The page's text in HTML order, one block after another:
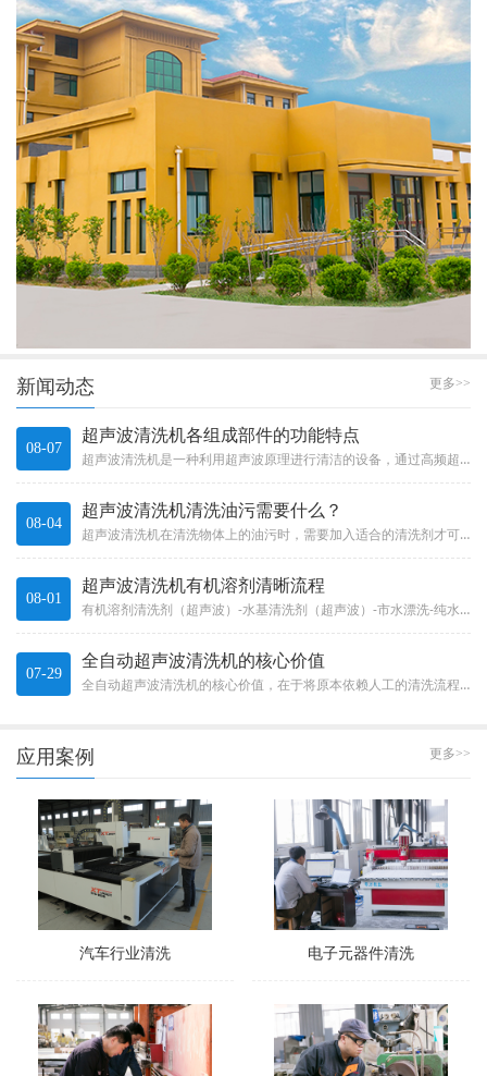
更多>>
新闻动态
08-07
超声波清洗机各组成部件的功能特点
超声波清洗机是一种利用超声波原理进行清洁的设备，通过高频超声波振动产生的微小气泡在液体中爆破，产生冲击力和吸力，能够清...
08-04
超声波清洗机清洗油污需要什么？
超声波清洗机在清洗物体上的油污时，需要加入适合的清洗剂才可以发挥超声波清洗机更好的清洗作用。那么一般需要什么样的清洗剂...
08-01
超声波清洗机有机溶剂清晰流程
有机溶剂清洗剂（超声波）-水基清洗剂（超声波）-市水漂洗-纯水漂洗-IPA（异丙醇）脱水-IPA慢拉干燥。Organi...
07-29
全自动超声波清洗机的核心价值
全自动超声波清洗机的核心价值，在于将原本依赖人工的清洗流程有效自动化。它不只是“加了个机械手”那么简单，而是一整套系统...
更多>>
应用案例
汽车行业清洗 电子元器件清洗